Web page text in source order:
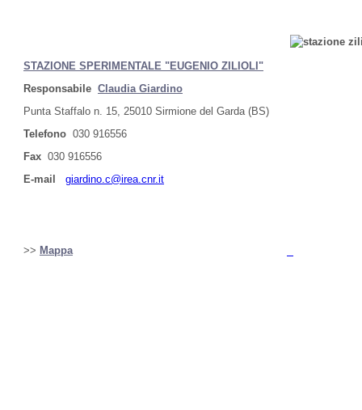
STAZIONE SPERIMENTALE "EUGENIO ZILIOLI"
Responsabile Claudia Giardino
Punta Staffalo n. 15, 25010 Sirmione del Garda (BS)
Telefono 030 916556
Fax 030 916556
E-mail
giardino.c@irea.cnr.it
>> Mappa